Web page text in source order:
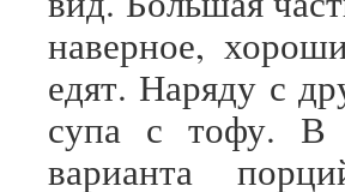
наверное,
едят. Наряду с
супа с тофу. В
варианта